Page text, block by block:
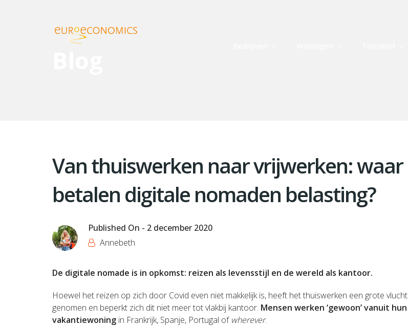
Van thuiswerken naar vrijwerken: waar
betalen digitale nomaden belasting?
Published On - 2 december 2020
Annebeth
De digitale nomade is in opkomst: reizen als levensstijl en de wereld als kantoor.
Hoewel het reizen op zich door Covid even niet makkelijk is, heeft het thuiswerken een grote vlucht
genomen en beperkt zich dit niet meer tot vlakbij kantoor. Mensen werken ‘gewoon’ vanuit hun
vakantiewoning in Frankrijk, Spanje, Portugal of wherever.